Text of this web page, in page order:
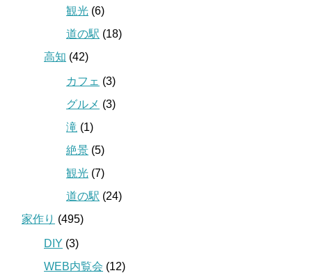
観光 (6)
道の駅 (18)
高知 (42)
カフェ (3)
グルメ (3)
滝 (1)
絶景 (5)
観光 (7)
道の駅 (24)
家作り (495)
DIY (3)
WEB内覧会 (12)